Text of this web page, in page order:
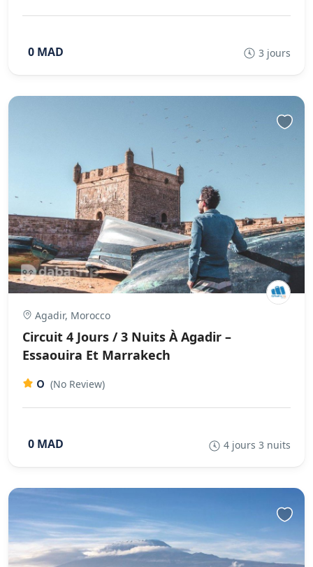
0 MAD 3 jours
Agadir, Morocco
Circuit 4 Jours / 3 Nuits À Agadir –
Essaouira Et Marrakech
0 (No Review)
0 MAD 4 jours 3 nuits